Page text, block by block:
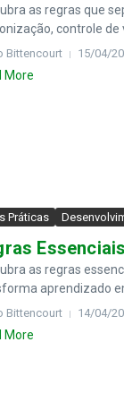
as regras que
controle de
Bittencourt 15/04/
More
Práticas
as regras
aprendizado
Bittencourt 14/04/
More